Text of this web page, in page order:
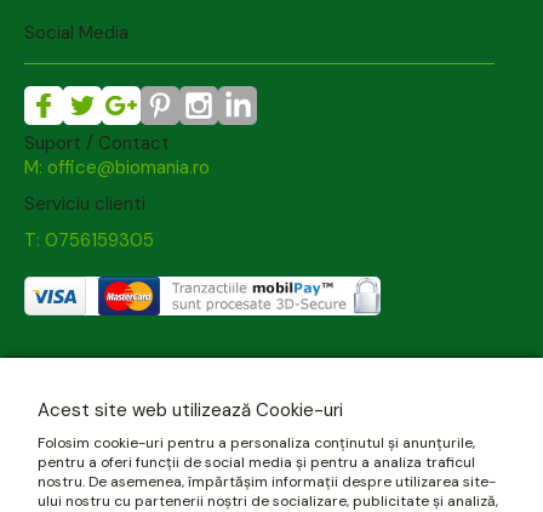
Social Media
Suport / Contact
M: office@biomania.ro
Serviciu clienti
T: 0756159305
Acest site web utilizează Cookie-uri
Folosim cookie-uri pentru a personaliza conținutul și anunțurile,
pentru a oferi funcții de social media și pentru a analiza traficul
nostru. De asemenea, împărtășim informații despre utilizarea site-
ului nostru cu partenerii noștri de socializare, publicitate și analiză,